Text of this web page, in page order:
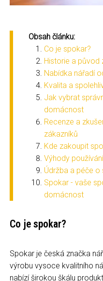
Obsah článku:
Co je spokar?
Historie a původ
Nabídka nářadí
Kvalita a
Jak vybrat
domácnost
Recenze a
zákazníků
Kde zakoupit
Výhody
Údržba a péče o
Spokar - vaše
domácnost
Co je spokar?
Spokar je česká značka
výrobu vysoce kvalitního
nabízí širokou škálu